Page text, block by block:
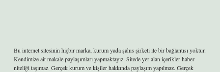
Bu internet sitesinin hiçbir marka, kurum yada şahıs şirketi ile bir bağlantısı yoktur.
Kendimize ait makale paylaşımları yapmaktayız. Sitede yer alan içerikler haber
niteliği taşımaz. Gerçek kurum ve kişiler hakkında paylaşım yapılmaz. Gerçek